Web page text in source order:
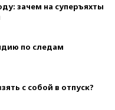
зачем на суперъяхты
по следам
с собой в отпуск?